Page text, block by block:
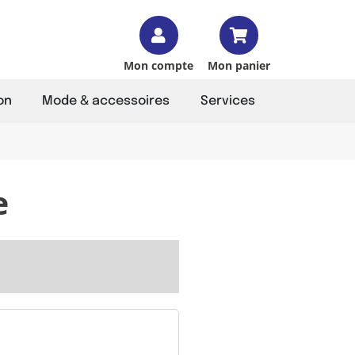
Mon compte Mon panier
Mode & accessoires Services